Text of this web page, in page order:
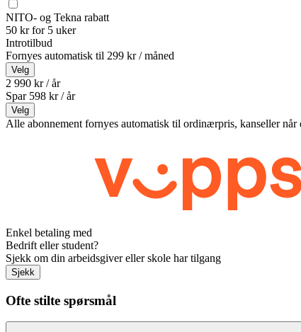
NITO- og Tekna rabatt
50 kr for 5 uker
Introtilbud
Fornyes automatisk til 299 kr / måned
Velg
2 990 kr / år
Spar 598 kr /år
Velg
Alle abonnement fornyes automatisk til ordinærpris, kanseller
Enkel betaling med
Bedrift eller student?
Sjekk om din arbeidsgiver eller skole har tilgang
Sjekk
Ofte stilte spørsmål